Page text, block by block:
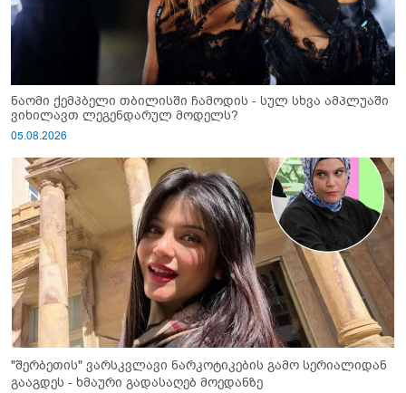
ნაომი ქემპბელი თბილისში ჩამოდის - სულ სხვა ამპლუაში
ვიხილავთ ლეგენდარულ მოდელს?
05.08.2026
"შერბეთის" ვარსკვლავი ნარკოტიკების გამო სერიალიდან
გააგდეს - ხმაური გადასაღებ მოედანზე